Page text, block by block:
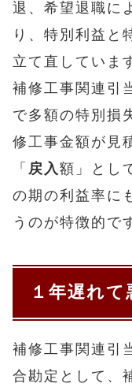
退、希望退職に
り、特別利益と
立て直していま
補修工事関連引
で多額の特別損
修工事金額が見
「 戻入額」とし
の期の利益率に
うのが特徴的で
１年遅れて
補修工事関連引
合勘定として、